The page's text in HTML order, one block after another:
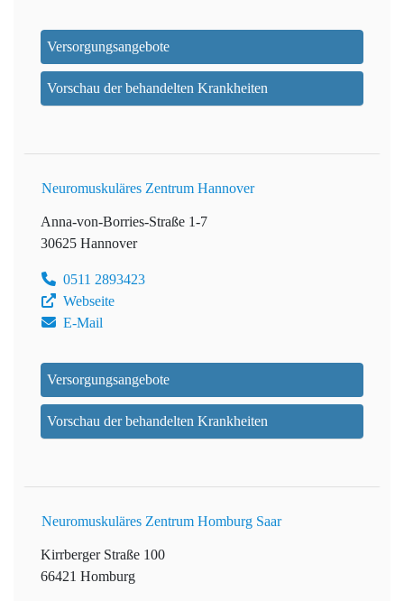
Versorgungsangebote
Vorschau der behandelten Krankheiten
Neuromuskuläres Zentrum Hannover
Anna-von-Borries-Straße 1-7
30625 Hannover
0511 2893423
Webseite
E-Mail
Versorgungsangebote
Vorschau der behandelten Krankheiten
Neuromuskuläres Zentrum Homburg Saar
Kirrberger Straße 100
66421 Homburg